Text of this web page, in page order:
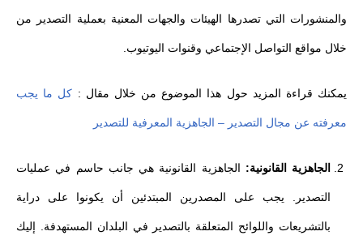
والمنشورات التي تصدرها الهيئات والجهات المعنية بعملية التصدير من
خلال مواقع التواصل الإجتماعي وقنوات اليوتيوب.
يمكنك قراءة المزيد حول هذا الموضوع من خلال مقال : كل ما يجب
معرفته عن مجال التصدير – الجاهزية المعرفية للتصدير
الجاهزية القانونية: الجاهزية القانونية هي جانب حاسم في عمليات
التصدير. يجب على المصدرين المبتدئين أن يكونوا على دراية
بالتشريعات واللوائح المتعلقة بالتصدير في البلدان المستهدفة. إليك